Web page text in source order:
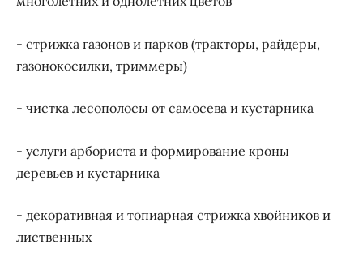
- стрижка газонов и парков (тракторы, райдеры,
газонокосилки, триммеры)
- чистка лесополосы от самосева и кустарника
- услуги арбориста и формирование кроны
деревьев и кустарника
- декоративная и топиарная стрижка хвойников и
лиственных